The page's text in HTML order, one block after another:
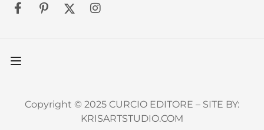
Copyright © 2025 CURCIO EDITORE – SITE BY:
KRISARTSTUDIO.COM